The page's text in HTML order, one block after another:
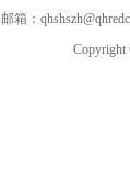
邮箱：
Copyright